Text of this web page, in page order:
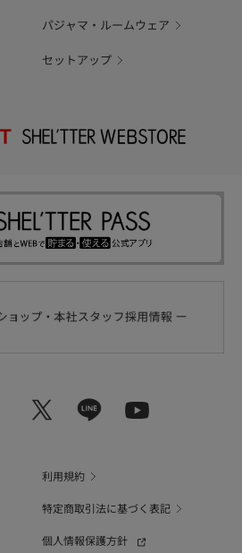
パジャマ・ルームウェア
セットアップ
利用規約
特定商取引法に基づく表記
個人情報保護方針